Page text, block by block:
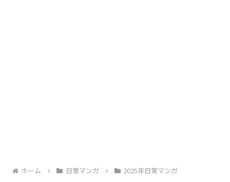
ホーム 日常マンガ 2025年日常マンガ